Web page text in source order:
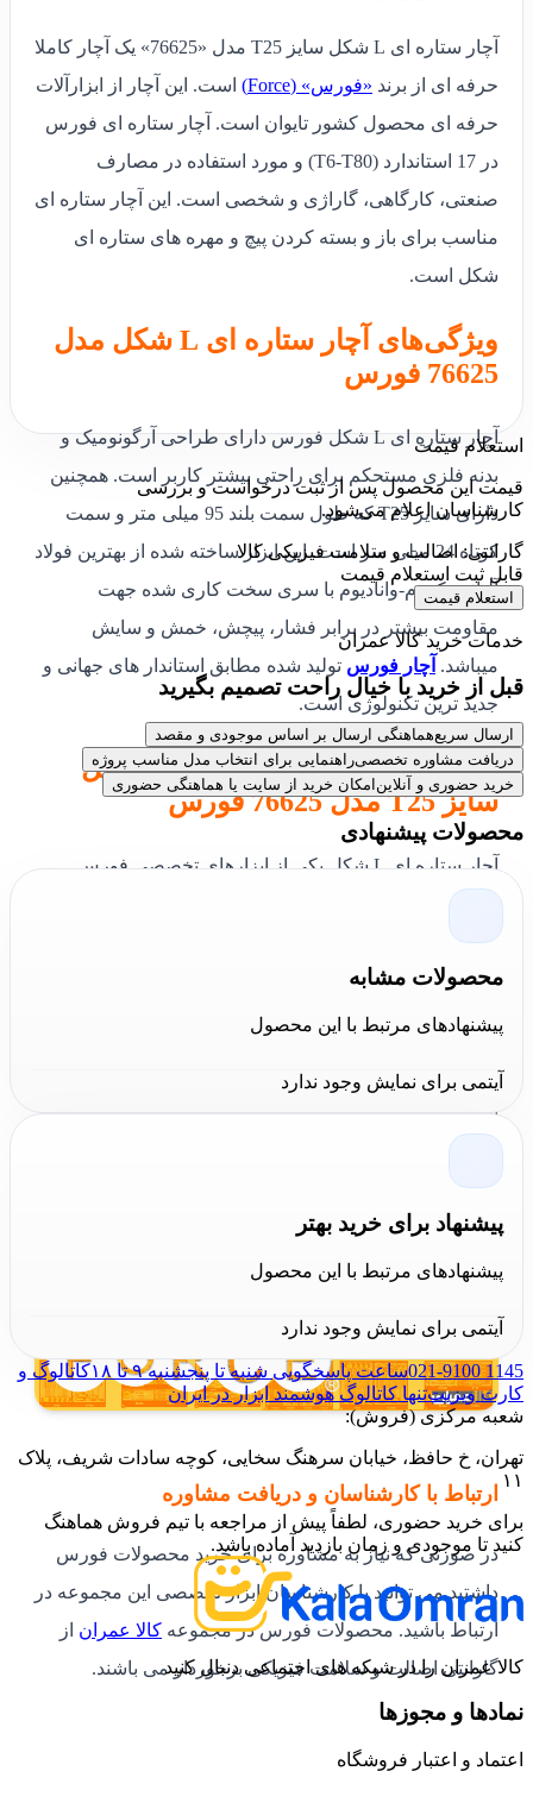
آچار ستاره ای L شکل سایز T25 مدل «76625» یک آچار کاملا
حرفه ای از برند «فورس» (Force) است. این آچار از ابزارآلات
حرفه ای محصول کشور تایوان است. آچار ستاره ای فورس
در 17 استاندارد (T6-T80) و مورد استفاده در مصارف
صنعتی، کارگاهی، گاراژی و شخصی است. این آچار ستاره ای
مناسب برای باز و بسته کردن پیچ و مهره های ستاره ای
شکل است.
ویژگی‌های آچار ستاره ای L شکل مدل
76625 فورس
آچار ستاره ای L شکل فورس دارای طراحی آرگونومیک و
بدنه فلزی مستحکم برای راحتی بیشتر کاربر است. همچنین
دارای سایز T25 که طول سمت بلند 95 میلی متر و سمت
کوتاه 24 میلی متر است. این ابزار ساخته شده از بهترین فولاد
آلیاژی کروم-وانادیوم با سری سخت کاری شده جهت
مقاومت بیشتر در برابر فشار، پیچش، خمش و سایش
میباشد. آچار فورس تولید شده مطابق استاندار های جهانی و
جدید ترین تکنولوژی است.
نقد و بررسی آچار ستاره ای L شکل
سایز T25 مدل 76625 فورس
آچار ستاره ای L شکل یکی از ابزارهای تخصصی فورس
است. آچار ستاره ای با الگو گرفتن از آچار آلن طراحی شده
است کارکردی مشابه همان آچار آلن دارد تفاوت آن با آلن به
جای یک 6 ضلعی شبیه یک ستاره 6 پر است.
آچار ستاره ای فورس متناسب با کاربردی که مدنظر کاربر
الی 45-213 میلی متر عرضه گردیده است.
اینآچارها ساخت
کشور تایوان بوده و دارای گارانتی اصالت و سلامت فیزیکی
کالا می باشند
ارتباط با کارشناسان و دریافت مشاوره
در صورتی که نیاز به مشاوره برای خرید محصولات فورس
داشتید می توانید با کارشناسان ابزار تخصصی این مجموعه در
ارتباط باشید. محصولات فورس در مجموعه کالا عمران از
گارانتی اصالت و سلامت فیزیکی برخوردار می باشند.
استعلام قیمت
قیمت این محصول پس از ثبت درخواست و بررسی
کارشناسان اعلام می‌شود.
گارانتی: اصالت و سلامت فیزیکی کالا
قابل ثبت استعلام قیمت
استعلام قیمت
خدمات خرید کالا عمران
قبل از خرید با خیال راحت تصمیم بگیرید
ارسال سریعهماهنگی ارسال بر اساس موجودی و مقصد
دریافت مشاوره تخصصیراهنمایی برای انتخاب مدل مناسب پروژه
خرید حضوری و آنلاین امکان خرید از سایت یا هماهنگی حضوری
محصولات پیشنهادی
محصولات مشابه
پیشنهادهای مرتبط با این محصول
آیتمی برای نمایش وجود ندارد
پیشنهاد برای خرید بهتر
پیشنهادهای مرتبط با این محصول
آیتمی برای نمایش وجود ندارد
021-9100 1145ساعت پاسخگویی شنبه تا پنجشنبه ۹ تا ۱۸
کاتالوگ و
کارت ویزیتتنها کاتالوگ هوشمند ابزار در ایران
شعبه مرکزی (فروش):
تهران، خ حافظ، خیابان سرهنگ سخایی، کوچه سادات شریف، پلاک
۱۱
برای خرید حضوری، لطفاً پیش از مراجعه با تیم فروش هماهنگ
کنید تا موجودی و زمان بازدید آماده باشد.
کالا عمران را در شبکه های اجتماعی دنبال کنید
نمادها و مجوزها
اعتماد و اعتبار فروشگاه